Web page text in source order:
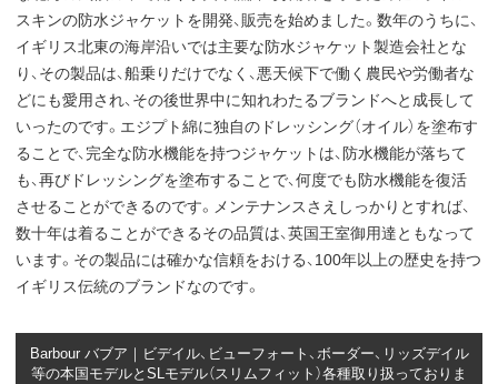
スキンの防水ジャケットを開発、販売を始めました。数年のうちに、
イギリス北東の海岸沿いでは主要な防水ジャケット製造会社とな
り、その製品は、船乗りだけでなく、悪天候下で働く農民や労働者な
どにも愛用され、その後世界中に知れわたるブランドへと成長して
いったのです。エジプト綿に独自のドレッシング（オイル）を塗布す
ることで、完全な防水機能を持つジャケットは、防水機能が落ちて
も、再びドレッシングを塗布することで、何度でも防水機能を復活
させることができるのです。メンテナンスさえしっかりとすれば、
数十年は着ることができるその品質は、英国王室御用達ともなって
います。その製品には確かな信頼をおける、100年以上の歴史を持つ
イギリス伝統のブランドなのです。
Barbour バブア｜ビデイル、ビューフォート、ボーダー、リッズデイル
等の本国モデルとSLモデル（スリムフィット）各種取り扱っておりま